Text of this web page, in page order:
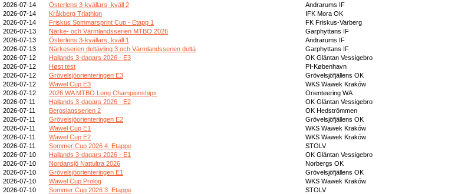
2026-07-14
Österlens 3-kvällars, kväll 2
Andrarums IF
2026-07-14
Kråkberg Triathlon
IFK Mora OK
2026-07-14
Friskus Sommarsprint Cup - Etapp 1
FK Friskus-Varberg
2026-07-13
Närke- och Värmlandsserien MTBO 2026
Garphyttans IF
2026-07-13
Österlens 3-kvällars, kväll 1
Andrarums IF
2026-07-13
Närkeserien deltävling 3 och Värmlandsserien deltä
Garphyttans IF
2026-07-12
Hallands 3-dagars 2026 - E3
OK Gläntan Vessigebro
2026-07-12
Høst test
PI-København
2026-07-12
Grövelsjöorienteringen E3
Grövelsjöfjällens OK
2026-07-12
Wawel Cup E3
WKS Wawek Kraków
2026-07-12
2026 WA MTBO Long Championships
Orienteering WA
2026-07-11
Hallands 3-dagars 2026 - E2
OK Gläntan Vessigebro
2026-07-11
Bergslagsserien 2
OK Hedströmmen
2026-07-11
Grövelsjöorienteringen E2
Grövelsjöfjällens OK
2026-07-11
Wawel Cup E1
WKS Wawek Kraków
2026-07-11
Wawel Cup E2
WKS Wawek Kraków
2026-07-11
Sommer Cup 2026 4. Etappe
STOLV
2026-07-10
Hallands 3-dagars 2026 - E1
OK Gläntan Vessigebro
2026-07-10
Nordansjö Nattultra 2026
Norbergs OK
2026-07-10
Grövelsjöorienteringen E1
Grövelsjöfjällens OK
2026-07-10
Wawel Cup Prolog
WKS Wawek Kraków
2026-07-10
Sommer Cup 2026 3. Etappe
STOLV